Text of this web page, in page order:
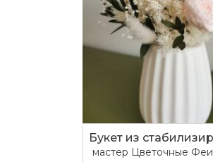
мастер Цветочные Феи